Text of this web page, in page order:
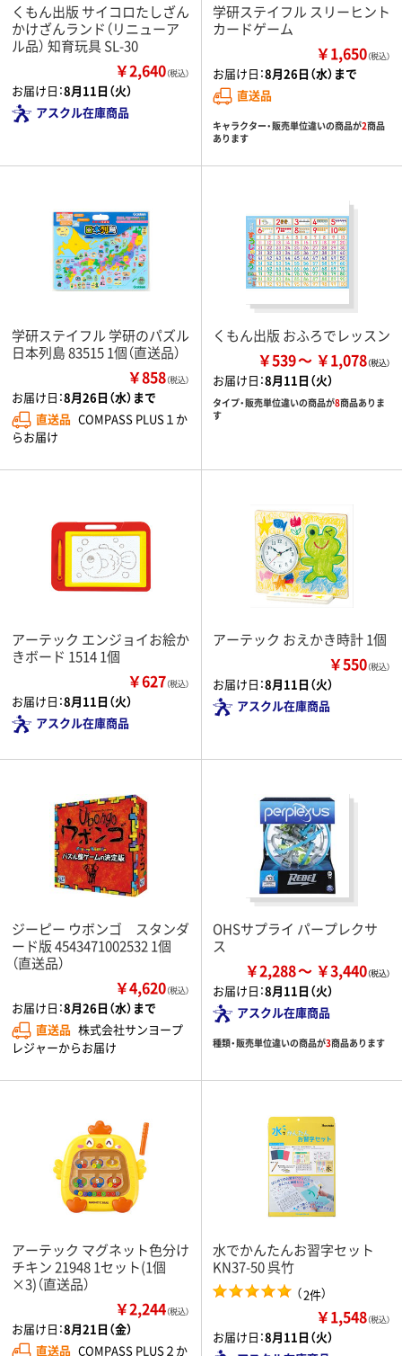
くもん出版 サイコロたしざん
かけざんランド（リニューア
ル品） 知育玩具 SL-30
￥2,640（税込）
お届け日：8月11日（火）
アスクル在庫商品
学研ステイフル スリーヒント
カードゲーム
￥1,650（税込）
お届け日：8月26日（水）まで
直送品
キャラクター・販売単位違いの商品が2商品
あります
学研ステイフル 学研のパズル
日本列島 83515 1個（直送品）
￥858（税込）
お届け日：8月26日（水）まで
直送品 COMPASS PLUS１か
らお届け
くもん出版 おふろでレッスン
￥539 ￥1,078
お届け日：8月11日（火）
タイプ・販売単位違いの商品が8商品ありま
す
アーテック エンジョイお絵か
きボード 1514 1個
￥627（税込）
お届け日：8月11日（火）
アスクル在庫商品
アーテック おえかき時計 1個
￥550（税込）
お届け日：8月11日（火）
アスクル在庫商品
ジーピー ウボンゴ スタンダ
ード版 4543471002532 1個
（直送品）
￥4,620（税込）
お届け日：8月26日（水）まで
直送品 株式会社サンヨープ
レジャーからお届け
OHSサプライ パープレクサ
ス
￥2,288 ￥3,440
お届け日：8月11日（火）
アスクル在庫商品
種類・販売単位違いの商品が3商品あります
アーテック マグネット色分け
チキン 21948 1セット(1個
×3)（直送品）
￥2,244（税込）
お届け日：8月21日（金）
直送品 COMPASS PLUS２か
水でかんたんお習字セット
KN37-50 呉竹
（2件）
￥1,548（税込）
お届け日：8月11日（火）